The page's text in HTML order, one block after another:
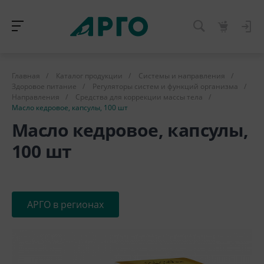
Главная / Каталог продукции / Системы и направления
/
Здоровое питание
/ Регуляторы систем и функций организма
/
Направления
/ Средства для коррекции массы тела
/
Масло кедровое, капсулы, 100 шт
Масло кедровое, капсулы,
100 шт
АРГО в регионах